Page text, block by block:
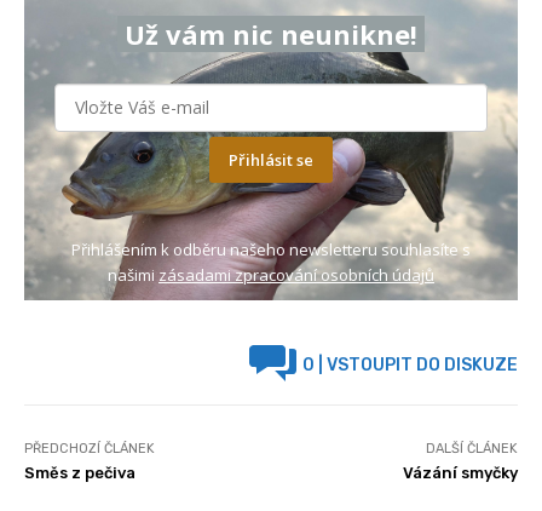
Už vám nic neunikne!
Přihlásit se
Přihlášením k odběru našeho newsletteru souhlasíte s
našimi zásadami zpracování osobních údajů
0 | VSTOUPIT DO DISKUZE
PŘEDCHOZÍ ČLÁNEK
Směs z pečiva
DALŠÍ ČLÁNEK
Vázání smyčky